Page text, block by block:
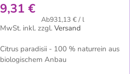
9,31 €
Ab931,13 € / l
MwSt. inkl. zzgl. Versand
Citrus paradisii - 100 % naturrein aus
biologischem Anbau